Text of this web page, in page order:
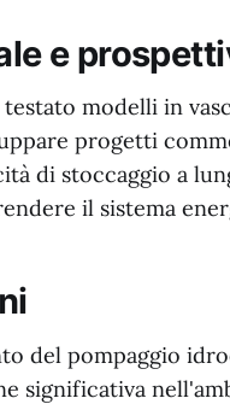
e
testato modelli in
progetti
di stoccaggio a
il sistema
del pompaggio
significativa